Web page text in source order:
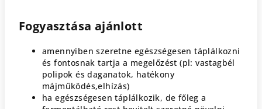
Fogyasztása ajánlott
amennyiben szeretne egészségesen táplálkozni
és fontosnak tartja a megelőzést (pl: vastagbél
polipok és daganatok, hatékony
májműködés,elhízás)
ha egészségesen táplálkozik, de főleg a